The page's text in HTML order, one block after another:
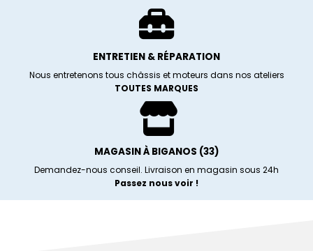
ENTRETIEN & RÉPARATION
Nous entretenons tous châssis et moteurs dans nos ateliers
TOUTES MARQUES
MAGASIN À BIGANOS (33)
Demandez-nous conseil. Livraison en magasin sous 24h
Passez nous voir !